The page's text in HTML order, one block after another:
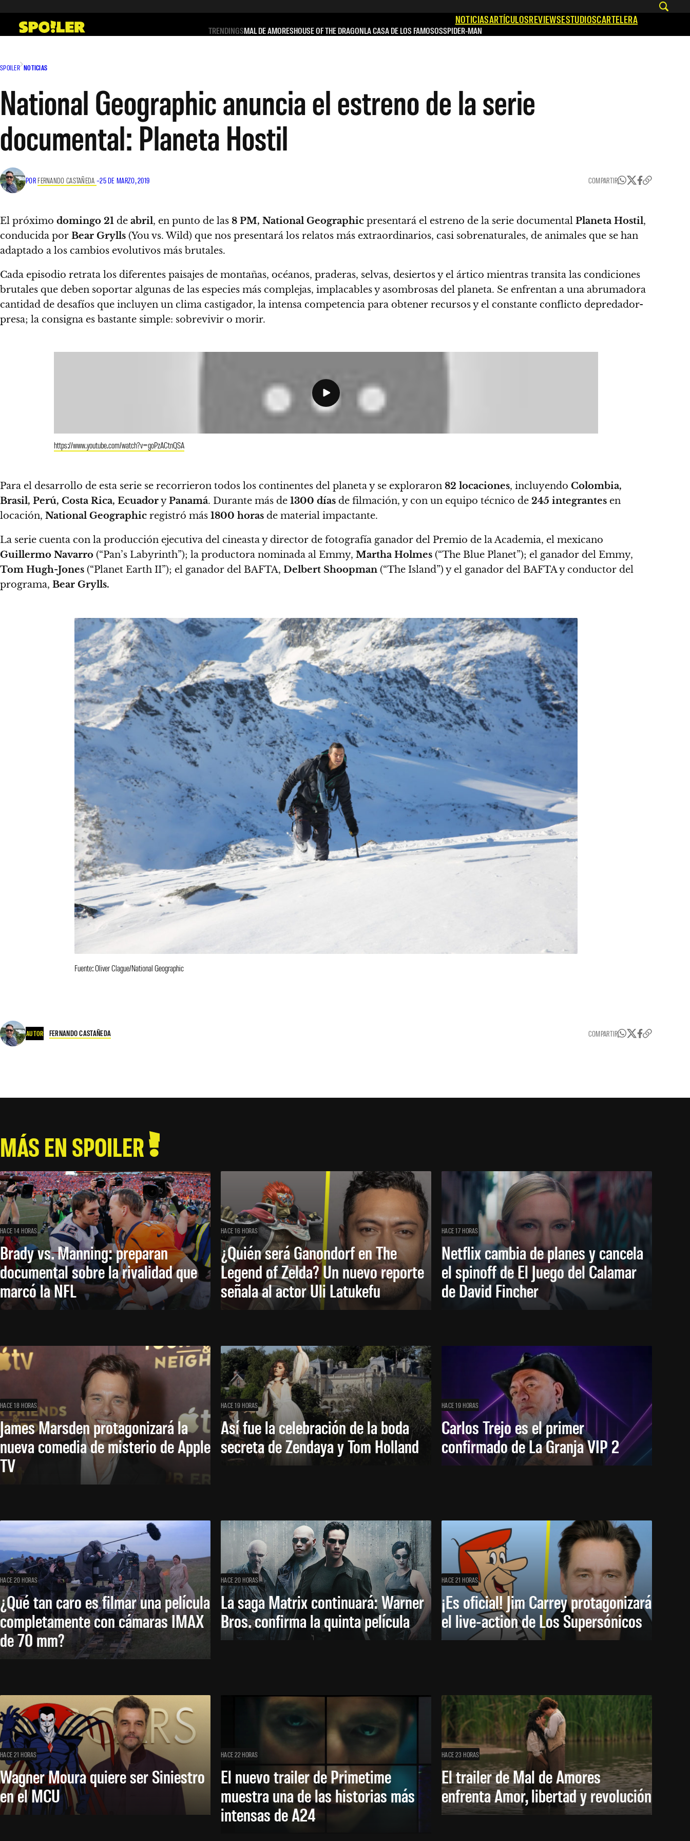
contenido
NOTICIASARTÍCULOSREVIEWSESTUDIOSCARTELERA
TRENDINGSMAL DE AMORESHOUSE OF THE DRAGONLA CASA DE LOS FAMOSOSSPIDER-MAN
SPOILER NOTICIAS
National Geographic anuncia el estreno de la serie
documental: Planeta Hostil
POR FERNANDO CASTAÑEDA –25 DE MARZO, 2019 COMPARTIR
El próximo domingo 21 de abril, en punto de las 8 PM, National Geographic presentará el estreno de la serie documental Planeta Hostil,
conducida por Bear Grylls (You vs. Wild) que nos presentará los relatos más extraordinarios, casi sobrenaturales, de animales que se han
adaptado a los cambios evolutivos más brutales.
Cada episodio retrata los diferentes paisajes de montañas, océanos, praderas, selvas, desiertos y el ártico mientras transita las condiciones
brutales que deben soportar algunas de las especies más complejas, implacables y asombrosas del planeta. Se enfrentan a una abrumadora
cantidad de desafíos que incluyen un clima castigador, la intensa competencia para obtener recursos y el constante conflicto depredador-
presa; la consigna es bastante simple: sobrevivir o morir.
https://www.youtube.com/watch?v=goPzACtnQSA
Para el desarrollo de esta serie se recorrieron todos los continentes del planeta y se exploraron 82 locaciones, incluyendo Colombia,
Brasil, Perú, Costa Rica, EcuadoryPanamá. Durante más de 1300 días de filmación, y con un equipo técnico de 245 integrantes en
locación, National Geographic registró más 1800 horas de material impactante.
La serie cuenta con la producción ejecutiva del cineasta y director de fotografía ganador del Premio de la Academia, el mexicano
Guillermo Navarro (“Pan’s Labyrinth”); la productora nominada al Emmy, Martha Holmes (“The Blue Planet”); el ganador del Emmy,
Tom Hugh-Jones (“Planet Earth II”); el ganador del BAFTA, Delbert Shoopman (“The Island”) y el ganador del BAFTA y conductor del
programa, Bear Grylls.
Fuente: Oliver Clague/National Geographic
AUTOR FERNANDO CASTAÑEDA COMPARTIR
MÁS EN SPOILER
HACE 14 HORAS
Brady vs. Manning: preparan
documental sobre la rivalidad que
marcó la NFL
HACE 16 HORAS
¿Quién será Ganondorf en The
Legend of Zelda? Un nuevo reporte
señala al actor Uli Latukefu
HACE 17 HORAS
Netflix cambia de planes y cancela
el spinoff de El Juego del Calamar
de David Fincher
HACE 18 HORAS
James Marsden protagonizará la
nueva comedia de misterio de Apple
TV
HACE 19 HORAS
Así fue la celebración de la boda
secreta de Zendaya y Tom Holland
HACE 19 HORAS
Carlos Trejo es el primer
confirmado de La Granja VIP 2
HACE 20 HORAS
¿Qué tan caro es filmar una película
completamente con cámaras IMAX
de 70 mm?
HACE 20 HORAS
La saga Matrix continuará: Warner
Bros. confirma la quinta película
HACE 21 HORAS
¡Es oficial! Jim Carrey protagonizará
el live-action de Los Supersónicos
HACE 21 HORAS
Wagner Moura quiere ser Siniestro
en el MCU
HACE 22 HORAS
El nuevo trailer de Primetime
muestra una de las historias más
intensas de A24
HACE 23 HORAS
El trailer de Mal de Amores
enfrenta Amor, libertad y revolución